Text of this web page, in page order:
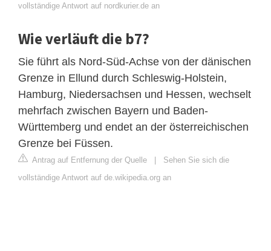
vollständige Antwort auf nordkurier.de an
Wie verläuft die b7?
Sie führt als Nord-Süd-Achse von der dänischen
Grenze in Ellund durch Schleswig-Holstein,
Hamburg, Niedersachsen und Hessen, wechselt
mehrfach zwischen Bayern und Baden-
Württemberg und endet an der österreichischen
Grenze bei Füssen.
Antrag auf Entfernung der Quelle | Sehen Sie sich die
vollständige Antwort auf de.wikipedia.org an